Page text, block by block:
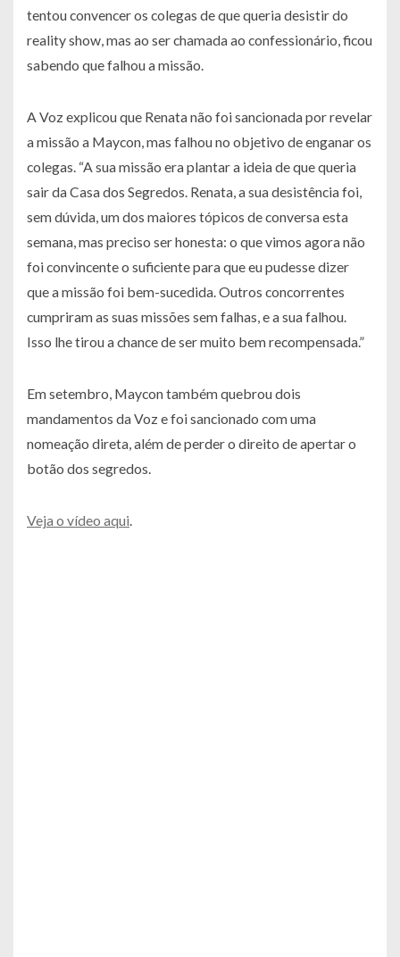
tentou convencer os colegas de que queria desistir do
reality show, mas ao ser chamada ao confessionário, ficou
sabendo que falhou a missão.
A Voz explicou que Renata não foi sancionada por revelar
a missão a Maycon, mas falhou no objetivo de enganar os
colegas. “A sua missão era plantar a ideia de que queria
sair da Casa dos Segredos. Renata, a sua desistência foi,
sem dúvida, um dos maiores tópicos de conversa esta
semana, mas preciso ser honesta: o que vimos agora não
foi convincente o suficiente para que eu pudesse dizer
que a missão foi bem-sucedida. Outros concorrentes
cumpriram as suas missões sem falhas, e a sua falhou.
Isso lhe tirou a chance de ser muito bem recompensada.”
Em setembro, Maycon também quebrou dois
mandamentos da Voz e foi sancionado com uma
nomeação direta, além de perder o direito de apertar o
botão dos segredos.
Veja o vídeo aqui.